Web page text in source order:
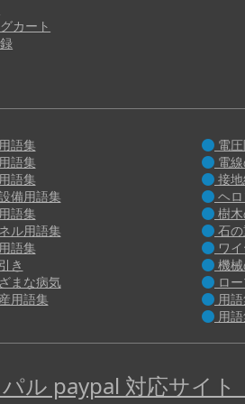
カート
語集
語集
語集
備用語集
語集
ル用語集
語集
き
まな病気
用語集
電
電
接
ヘ
樹
石
ワ
機
ロ
用
用
ル paypal 対応サイト